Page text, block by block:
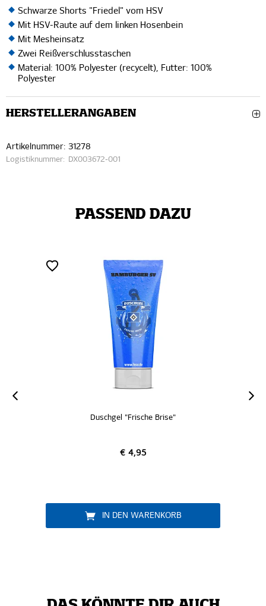
Schwarze Shorts "Friedel" vom HSV
Mit HSV-Raute auf dem linken Hosenbein
Mit Mesheinsatz
Zwei Reißverschlusstaschen
Material: 100% Polyester (recycelt), Futter: 100%
Polyester
HERSTELLERANGABEN
Artikelnummer: 31278
Logistiknummer: DX003672-001
PASSEND DAZU
Duschgel "Frische Brise"
€ 4,95
IN DEN WARENKORB